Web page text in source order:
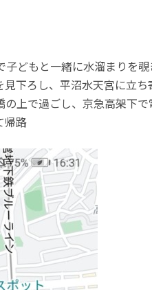
どもと一緒に水溜まりを覗
下ろし、平沼水天宮に立
上で過ごし、京急高架下
帰路